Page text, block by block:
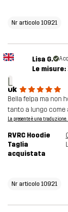
Nr articolo 10921
L
Lisa G.
Le misure:
Ok
Bella felpa ma non
tanto a lungo
La presente è una
RVRC Hoodie
Taglia
acquistata
L
Nr articolo 10921